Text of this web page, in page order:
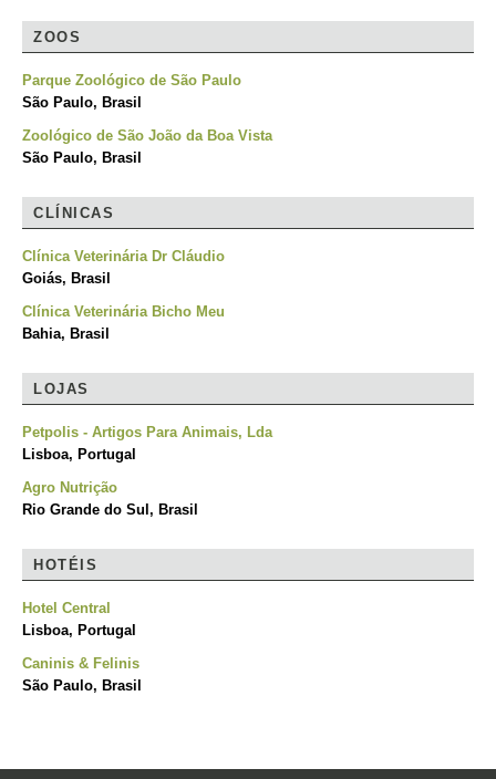
ZOOS
Parque Zoológico de São Paulo
São Paulo, Brasil
Zoológico de São João da Boa Vista
São Paulo, Brasil
CLÍNICAS
Clínica Veterinária Dr Cláudio
Goiás, Brasil
Clínica Veterinária Bicho Meu
Bahia, Brasil
LOJAS
Petpolis - Artigos Para Animais, Lda
Lisboa, Portugal
Agro Nutrição
Rio Grande do Sul, Brasil
HOTÉIS
Hotel Central
Lisboa, Portugal
Caninis & Felinis
São Paulo, Brasil